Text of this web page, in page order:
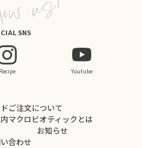
SNS
Recipe Youtube
ご注文について
マクロビオティックとは
お知らせ
合わせ